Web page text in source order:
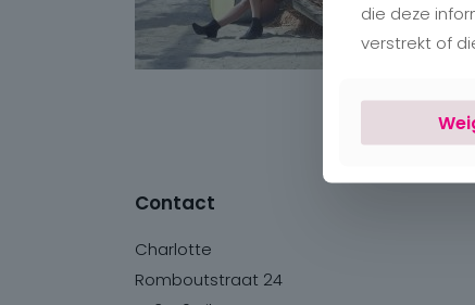
Contact
Charlotte
Romboutstraat 24
die deze
verstrekt of